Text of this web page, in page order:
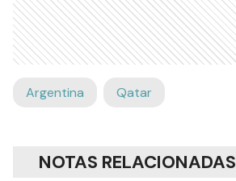
Argentina Qatar
NOTAS RELACIONADAS